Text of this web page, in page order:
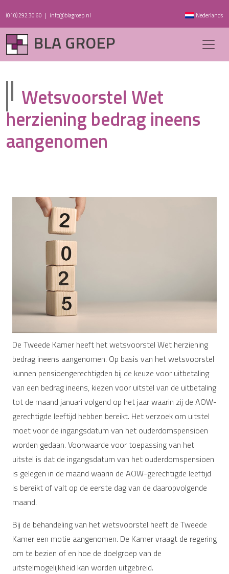
(010) 292 30 60 | info@blagroep.nl Nederlands
BLA GROEP
Wetsvoorstel Wet
herziening bedrag ineens
aangenomen
De Tweede Kamer heeft het wetsvoorstel Wet herziening
bedrag ineens aangenomen. Op basis van het wetsvoorstel
kunnen pensioengerechtigden bij de keuze voor uitbetaling
van een bedrag ineens, kiezen voor uitstel van de uitbetaling
tot de maand januari volgend op het jaar waarin zij de AOW-
gerechtigde leeftijd hebben bereikt. Het verzoek om uitstel
moet voor de ingangsdatum van het ouderdomspensioen
worden gedaan. Voorwaarde voor toepassing van het
uitstel is dat de ingangsdatum van het ouderdomspensioen
is gelegen in de maand waarin de AOW-gerechtigde leeftijd
is bereikt of valt op de eerste dag van de daaropvolgende
maand.
Bij de behandeling van het wetsvoorstel heeft de Tweede
Kamer een motie aangenomen. De Kamer vraagt de regering
om te bezien of en hoe de doelgroep van de
uitstelmogelijkheid kan worden uitgebreid.